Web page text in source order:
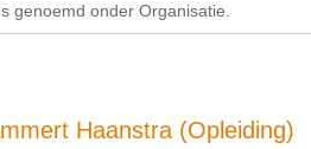
genoemd onder Organisatie.
Haanstra (Opleiding)